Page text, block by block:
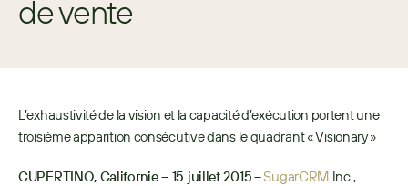
de vente
L’exhaustivité de la vision et la capacité d’exécution portent une
troisième apparition consécutive dans le quadrant « Visionary »
CUPERTINO, Californie – 15 juillet 2015 – SugarCRM Inc.,